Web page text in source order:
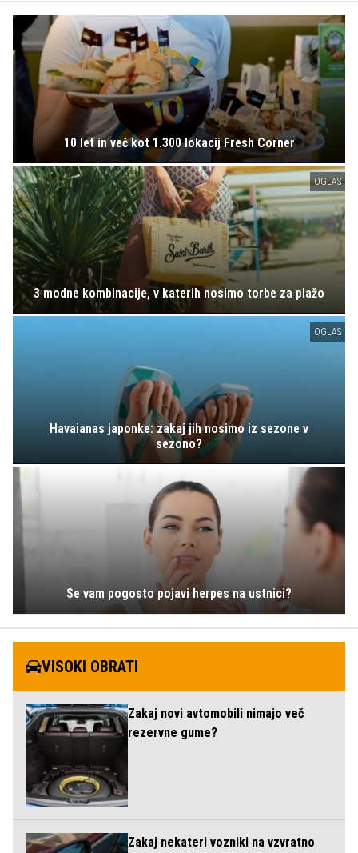
10 let in več kot 1.300 lokacij Fresh Corner
OGLAS
3 modne kombinacije, v katerih nosimo torbe za plažo
OGLAS
Havaianas japonke: zakaj jih nosimo iz sezone v
sezono?
Se vam pogosto pojavi herpes na ustnici?
VISOKI OBRATI
Zakaj novi avtomobili nimajo več
rezervne gume?
Zakaj nekateri vozniki na vzvratno